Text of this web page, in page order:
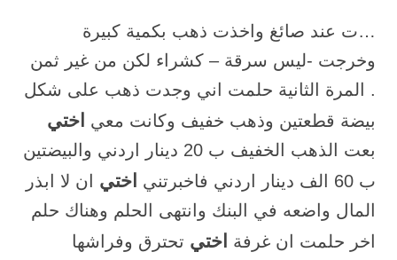
…ت عند صائغ واخذت ذهب بكمية كبيرة
وخرجت -ليس سرقة – كشراء لكن من غير ثمن
. المرة الثانية حلمت اني وجدت ذهب على شكل
بيضة قطعتين وذهب خفيف وكانت معي اختي
بعت الذهب الخفيف ب 20 دينار اردني والبيضتين
ب 60 الف دينار اردني فاخبرتني
اختي ان لا ابذر
المال واضعه في البنك وانتهى الحلم وهناك حلم
اخر حلمت ان غرفة اختي تحترق وفراشها